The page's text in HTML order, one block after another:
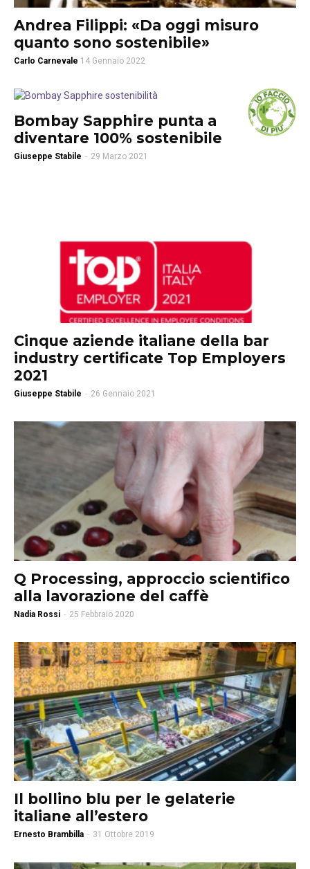
Andrea Filippi: «Da oggi misuro
quanto sono sostenibile»
Carlo Carnevale 14 Gennaio 2022
Bombay Sapphire punta a
diventare 100% sostenibile
Giuseppe Stabile - 29 Marzo 2021
Cinque aziende italiane della bar
industry certificate Top Employers
2021
Giuseppe Stabile - 26 Gennaio 2021
Q Processing, approccio scientifico
alla lavorazione del caffè
Nadia Rossi - 25 Febbraio 2020
Il bollino blu per le gelaterie
italiane all’estero
Ernesto Brambilla - 31 Ottobre 2019